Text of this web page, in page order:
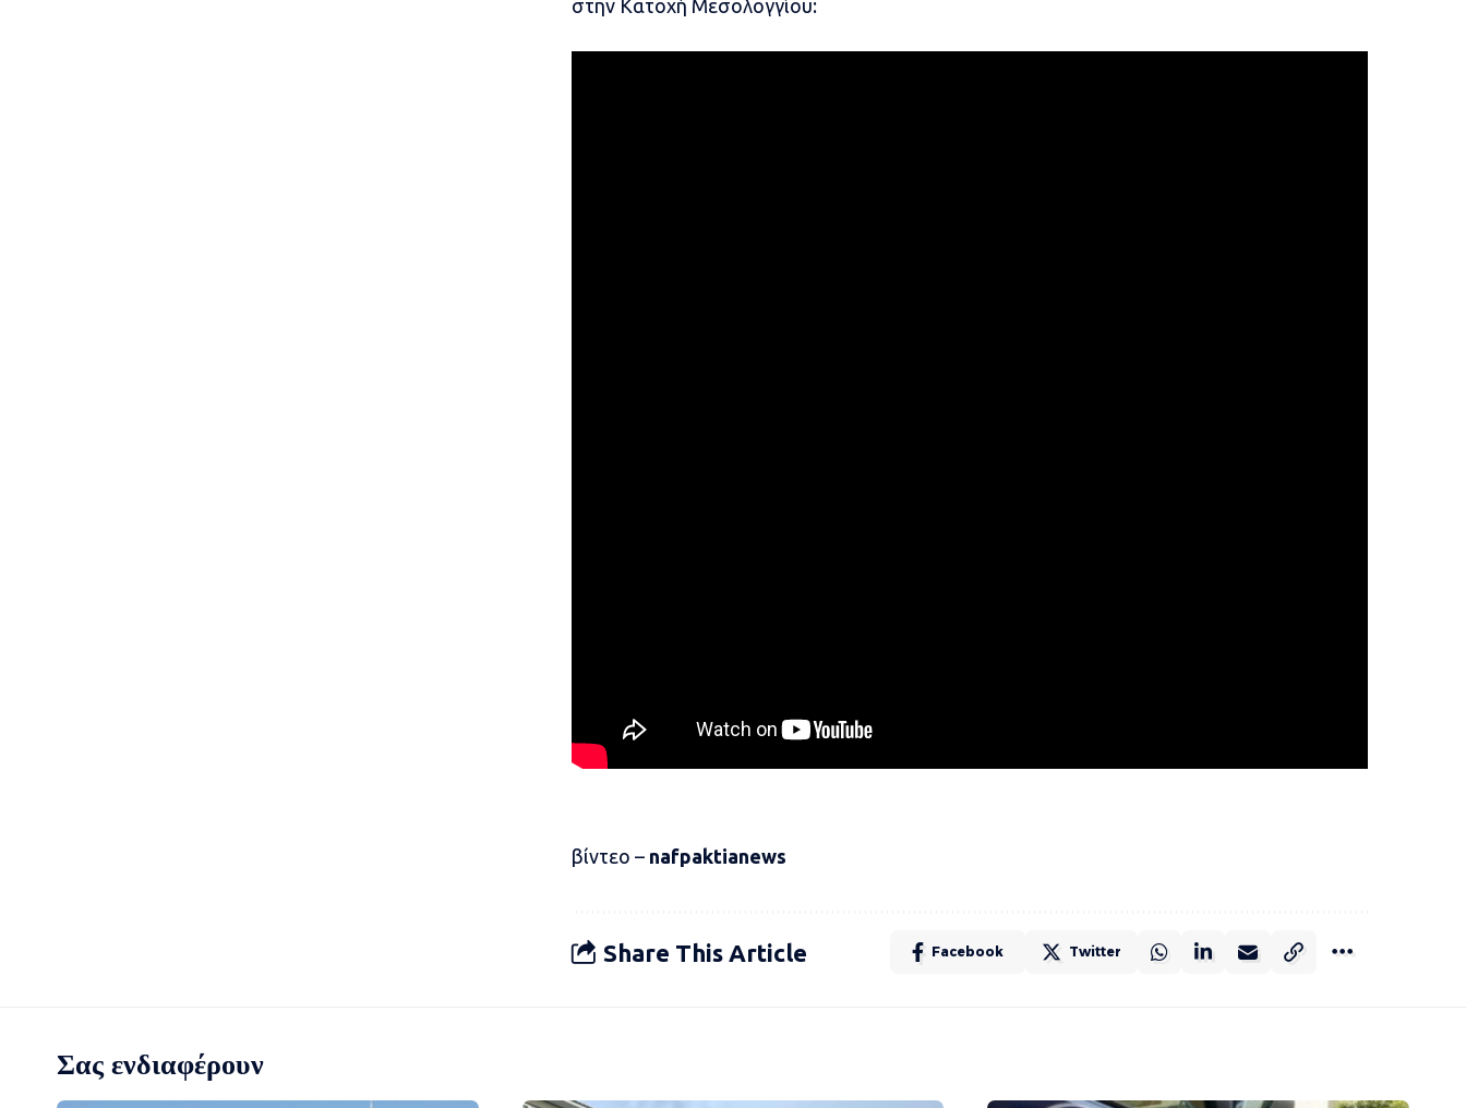
στην Κατοχή Μεσολογγίου:
βίντεο – nafpaktianews
Share This Article Facebook Twitter
Σας ενδιαφέρουν